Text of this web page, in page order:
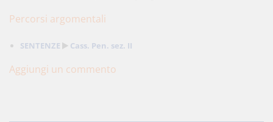
Percorsi argomentali
SENTENZE Cass. Pen. sez. II
Aggiungi un commento